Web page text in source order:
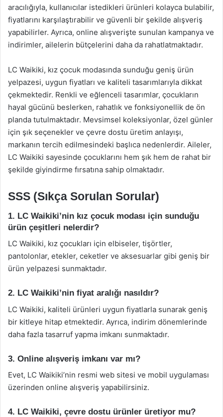
aracılığıyla, kullanıcılar istedikleri ürünleri kolayca bulabilir,
fiyatlarını karşılaştırabilir ve güvenli bir şekilde alışveriş
yapabilirler. Ayrıca, online alışverişte sunulan kampanya ve
indirimler, ailelerin bütçelerini daha da rahatlatmaktadır.
LC Waikiki, kız çocuk modasında sunduğu geniş ürün
yelpazesi, uygun fiyatları ve kaliteli tasarımlarıyla dikkat
çekmektedir. Renkli ve eğlenceli tasarımlar, çocukların
hayal gücünü beslerken, rahatlık ve fonksiyonellik de ön
planda tutulmaktadır. Mevsimsel koleksiyonlar, özel günler
için şık seçenekler ve çevre dostu üretim anlayışı,
markanın tercih edilmesindeki başlıca nedenlerdir. Aileler,
LC Waikiki sayesinde çocuklarını hem şık hem de rahat bir
şekilde giyindirme fırsatına sahip olmaktadır.
SSS (Sıkça Sorulan Sorular)
1. LC Waikiki’nin kız çocuk modası için sunduğu
ürün çeşitleri nelerdir?
LC Waikiki, kız çocukları için elbiseler, tişörtler,
pantolonlar, etekler, ceketler ve aksesuarlar gibi geniş bir
ürün yelpazesi sunmaktadır.
2. LC Waikiki’nin fiyat aralığı nasıldır?
LC Waikiki, kaliteli ürünleri uygun fiyatlarla sunarak geniş
bir kitleye hitap etmektedir. Ayrıca, indirim dönemlerinde
daha fazla tasarruf yapma imkanı sunmaktadır.
3. Online alışveriş imkanı var mı?
Evet, LC Waikiki’nin resmi web sitesi ve mobil uygulaması
üzerinden online alışveriş yapabilirsiniz.
4. LC Waikiki, çevre dostu ürünler üretiyor mu?